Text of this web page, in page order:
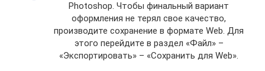
Photoshop. Чтобы финальный вариант
оформления не терял свое качество,
производите сохранение в формате Web. Для
этого перейдите в раздел «Файл» –
«Экспортировать» – «Сохранить для Web».